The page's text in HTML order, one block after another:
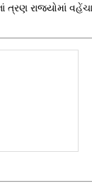
ત્રણ રાજ્યોમાં